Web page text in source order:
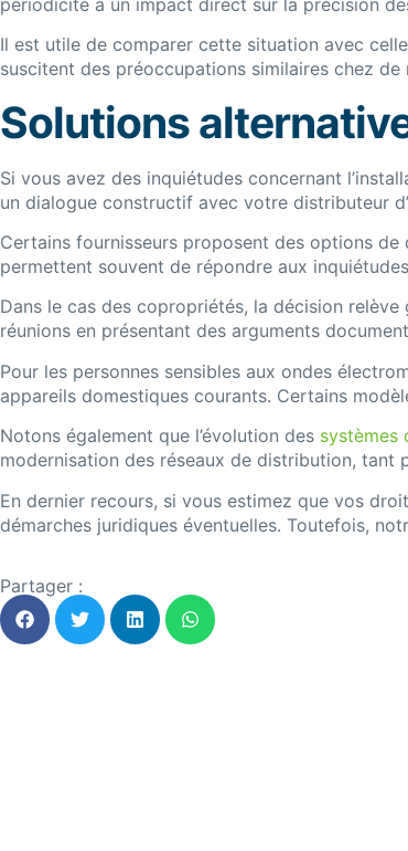
Il est utile de comparer cette situation avec
suscitent des préoccupations similaires chez de
Solutions
Si vous avez des inquiétudes concernant
un dialogue constructif avec votre distributeur
Certains fournisseurs proposent des options
permettent souvent de répondre aux
Dans le cas des copropriétés, la décision
réunions en présentant des arguments
Pour les personnes sensibles aux ondes
appareils domestiques courants. Certains
Notons également que l’évolution des systèmes
modernisation des réseaux de distribution, tant
En dernier recours, si vous estimez que vos
démarches juridiques éventuelles. Toutefois,
Partager :